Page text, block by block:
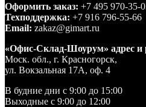
Оформить заказ: +7 495 970-35-
Техподдержка: +7 916 796-55-66
Email: zakaz@gimart.ru
«Офис-Склад-Шоурум» адрес и
Моск. обл., г. Красногорск,
ул. Вокзальная 17А, оф. 4
В будние дни с 9:00 до 15:00
Выходные с 9:00 до 12:00